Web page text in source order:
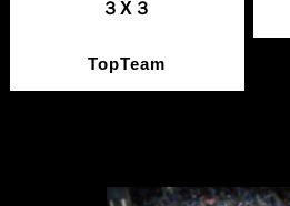
３X３
TopTeam